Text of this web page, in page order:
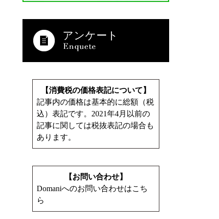
アンケート
【消費税の価格表記について】
記事内の価格は基本的に総額（税
込）表記です。2021年4月以前の
記事に関しては税抜表記の場合も
あります。
【お問い合わせ】
Domaniへのお問い合わせはこち
ら